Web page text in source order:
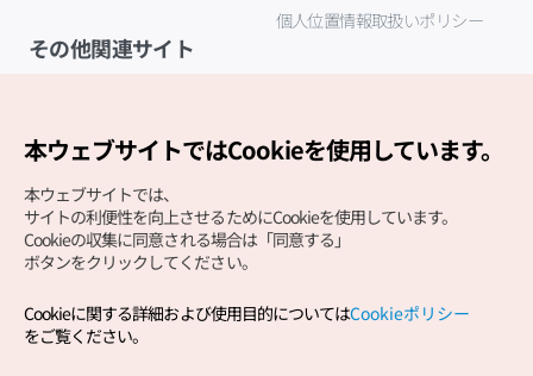
個人位置情報取扱いポリシー
その他関連サイト
Copyright (c) Korea Tourism Organization All Rights
本ウェブサイトではCookieを使用しています。
本ウェブサイトでは、
サイトの利便性を向上させるためにCookieを使用しています。
Cookieの収集に同意される場合は「同意する」
ボタンをクリックしてください。
Cookieに関する詳細および使用目的についてはCookieポリシー
をご覧ください。